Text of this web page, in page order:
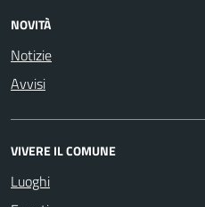
NOVITÀ
Notizie
Avvisi
VIVERE IL COMUNE
Luoghi